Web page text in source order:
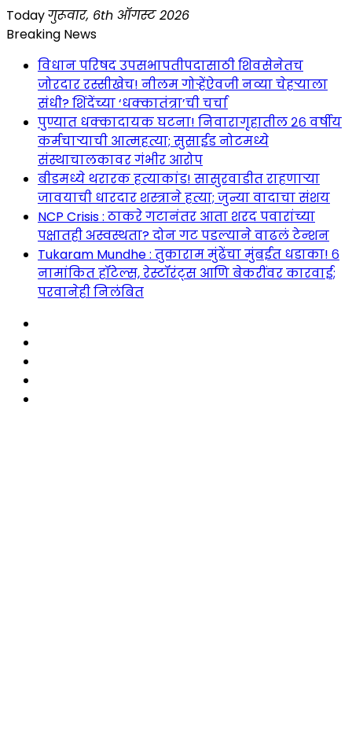
Skip
to
Todayगुरूवार, 6th ऑगस्ट 2026
Breaking News
विधान परिषद उपसभापतीपदासाठी शिवसेनेतच
जोरदार रस्सीखेच! नीलम गोऱ्हेंऐवजी नव्या चेहऱ्याला
संधी? शिंदेंच्या ‘धक्कातंत्रा’ची चर्चा
पुण्यात धक्कादायक घटना! निवारागृहातील २६ वर्षीय
कर्मचाऱ्याची आत्महत्या; सुसाईड नोटमध्ये
संस्थाचालकावर गंभीर आरोप
बीडमध्ये थरारक हत्याकांड! सासुरवाडीत राहणाऱ्या
जावयाची धारदार शस्त्राने हत्या; जुन्या वादाचा संशय
NCP Crisis : ठाकरे गटानंतर आता शरद पवारांच्या
पक्षातही अस्वस्थता? दोन गट पडल्याने वाढलं टेन्शन
Tukaram Mundhe : तुकाराम मुंढेंचा मुंबईत धडाका! ६
नामांकित हॉटेल्स, रेस्टॉरंट्स आणि बेकरींवर कारवाई;
परवानेही निलंबित